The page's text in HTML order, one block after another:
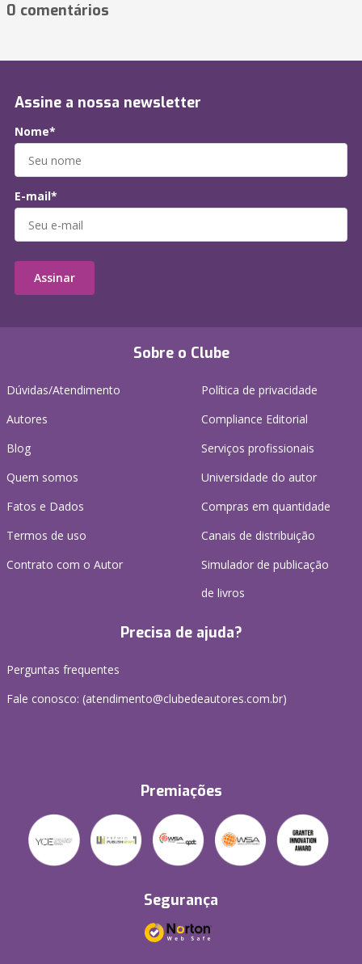
0 comentários
Sobre o Clube
Dúvidas/Atendimento
Autores
Blog
Quem somos
Fatos e Dados
Termos de uso
Contrato com o Autor
Política de privacidade
Compliance Editorial
Serviços profissionais
Universidade do autor
Compras em quantidade
Canais de distribuição
Simulador de publicação
de livros
Precisa de ajuda?
Perguntas frequentes
Fale conosco: (atendimento@clubedeautores.com.br)
Premiações
Segurança
Assine a nossa newsletter
Nome*
E-mail*
Assinar